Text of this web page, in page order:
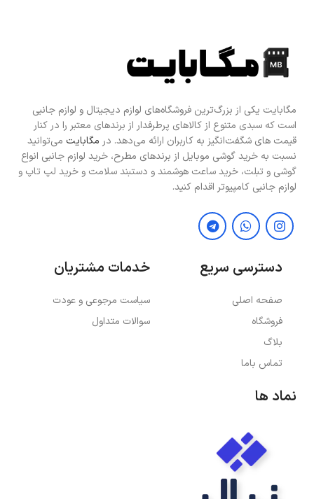
مگابایت یکی از بزرگ‌ترین فروشگاه‌های لوازم دیجیتال و لوازم جانبی
است که سبدی متنوع از کالاهای پرطرفدار از برندهای معتبر را در کنار
قیمت های شگفت‌انگیز به کاربران ارائه می‌دهد. در مگابایت می‌توانید
نسبت به خرید گوشی موبایل از برندهای مطرح، خرید لوازم جانبی انواع
گوشی و تبلت، خرید ساعت هوشمند و دستبند سلامت و خرید لپ تاپ و
لوازم جانبی کامپیوتر اقدام کنید.
دسترسی سریع
صفحه اصلی
فروشگاه
بلاگ
تماس باما
خدمات مشتریان
سیاست مرجوعی و عودت
سوالات متداول
نماد ها